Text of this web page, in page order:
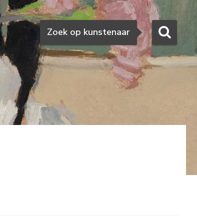
Zoeken
Zoek op kunstenaar